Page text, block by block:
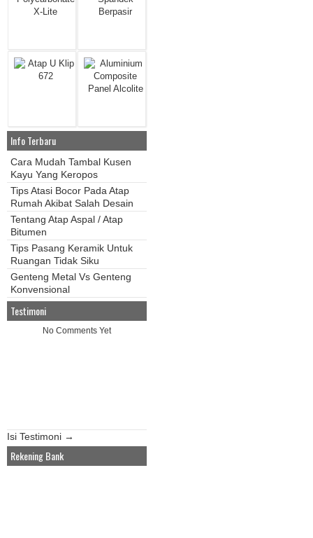
Info Terbaru
Cara Mudah Tambal Kusen
Kayu Yang Keropos
Tips Atasi Bocor Pada Atap
Rumah Akibat Salah Desain
Tentang Atap Aspal / Atap
Bitumen
Tips Pasang Keramik Untuk
Ruangan Tidak Siku
Genteng Metal Vs Genteng
Konvensional
Testimoni
No Comments Yet
Isi Testimoni →
Rekening Bank